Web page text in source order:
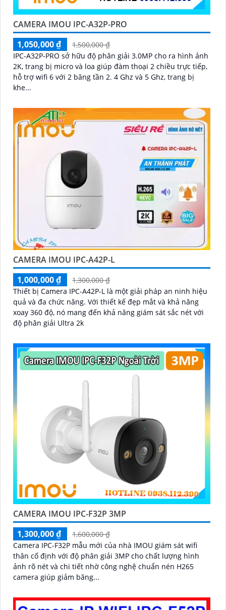
CAMERA IMOU IPC-A32P-PRO
1,050,000 ₫
1,500,000 ₫
IPC-A32P-PRO sở hữu độ phân giải 3.0MP cho ra hình ảnh
2K, trang bị micro và loa giúp đàm thoại 2 chiều trực tiếp,
hỗ trợ wifi 6 với 2 băng tần 2. 4 Ghz và 5 Ghz, trang bị
khe...
CAMERA IMOU IPC-A42P-L
1,000,000 ₫
1,300,000 ₫
Thiết bị Camera IPC-A42P-L là một giải pháp an ninh hiệu
quả và đa chức năng. Với thiết kế đẹp mắt và khả năng
xoay 360 độ, nó mang đến khả năng giám sát sắc nét với
độ phân giải Ultra 2k
CAMERA IMOU IPC-F32P 3MP
1,300,000 ₫
1,600,000 ₫
Camera IPC-F32P mẫu mới của nhà IMOU giám sát wifi
thân cố định với độ phân giải 3MP cho chất lượng hình
ảnh rõ nét và chi tiết nhờ công nghệ chuẩn nén H265
camera giúp giảm băng...